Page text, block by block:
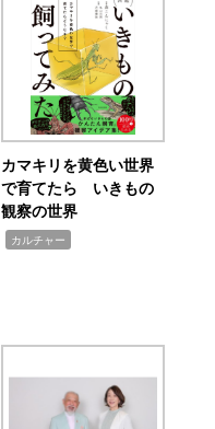
カマキリを黄色い世界
で育てたら いきもの
観察の世界
カルチャー